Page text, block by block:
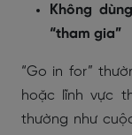
Không
“tham gia”
“Go in for”
hoặc lĩnh vực
thường như